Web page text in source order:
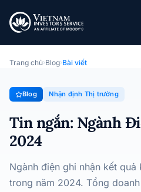
Tin ngắn: Ngành Điện -
Nhận định Thị trường · 19/
Trang chủ›Blog›Bài viết
Blog Nhận định Thị trường
Tin ngắn: Ngành
2024
Ngành điện ghi nhận kết
trong năm 2024. Tổng